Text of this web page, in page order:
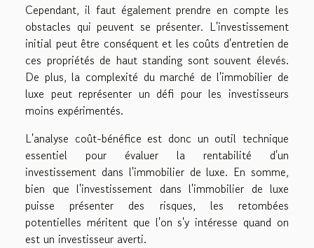
Cependant, il faut également prendre en compte les
obstacles qui peuvent se présenter. L'investissement
initial peut être conséquent et les coûts d'entretien de
ces propriétés de haut standing sont souvent élevés.
De plus, la complexité du marché de l'immobilier de
luxe peut représenter un défi pour les investisseurs
moins expérimentés.
L'analyse coût-bénéfice est donc un outil technique
essentiel pour évaluer la rentabilité d'un
investissement dans l'immobilier de luxe. En somme,
bien que l'investissement dans l'immobilier de luxe
puisse présenter des risques, les retombées
potentielles méritent que l'on s'y intéresse quand on
est un investisseur averti.